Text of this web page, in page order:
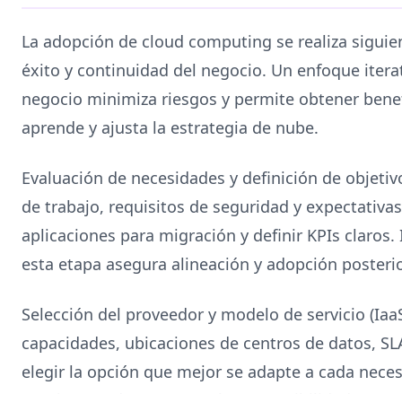
La adopción de cloud computing se realiza
éxito y continuidad del negocio. Un enfoque
negocio minimiza riesgos y permite obtener
aprende y ajusta la estrategia de nube.
Evaluación de necesidades y definición de
de trabajo, requisitos de seguridad y
aplicaciones para migración y definir KPIs
esta etapa asegura alineación y adopción
Selección del proveedor y modelo de servicio
capacidades, ubicaciones de centros de datos,
elegir la opción que mejor se adapte a cada